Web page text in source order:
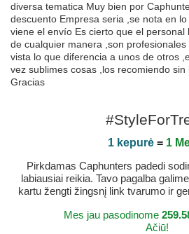
diversa tematica Muy bien por
descuento Empresa seria ,se nota en
viene el envío Es cierto que el personal
de cualquier manera ,son
vista lo que diferencia a unos de otros
vez sublimes cosas ,los recomiendo
Gracias
1 kepurė= 1
Pirkdamas Caphunters padedi
labiausiai reikia. Tavo pagalba
kartu žengti žingsnį link tvarumo ir
Mes jau pasodinome
Ačiū!